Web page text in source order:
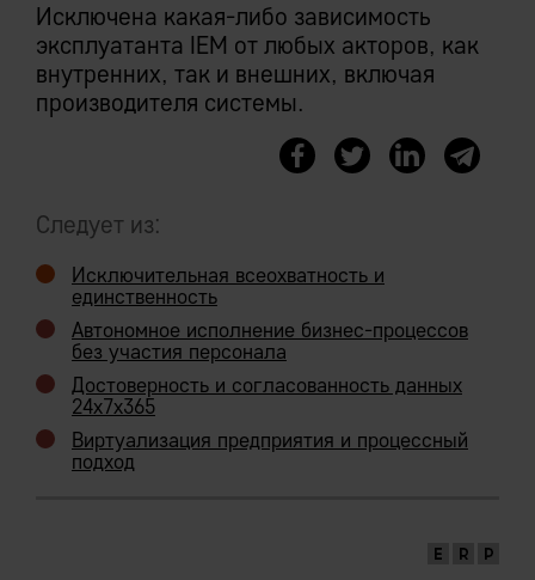
Скорость разработки от 10 раз выше
применимый практически
Несообразная трудоемкость прикладной
разработки в классической ERP — основа
для трепетного отношения к исполинским
сталагмитам «функционала»,
нарощенным за десятки лет.
долларов заказчиков, и потом и
«Лучшие случаи» на практике редки.
Провал внедрения случается куда чаще.
Практика показывает, что пределов
затратам не существует (известны
провальные проекты с бюджетами > $1
млрд).
Исключена какая-либо зависимость
эксплуатанта IEM от любых акторов, как
внутренних, так и внешних, включая
производителя системы.
Следует из:
Исключительная всеохватность и
единственность
Автономное исполнение бизнес-процессов
без участия персонала
Достоверность и согласованность данных
24х7х365
Виртуализация предприятия и процессный
подход